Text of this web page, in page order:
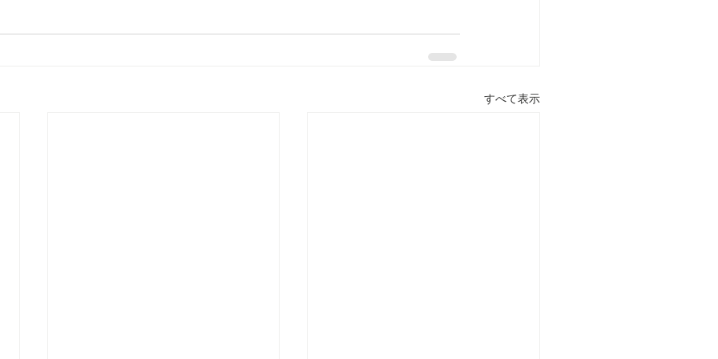
すべて表示